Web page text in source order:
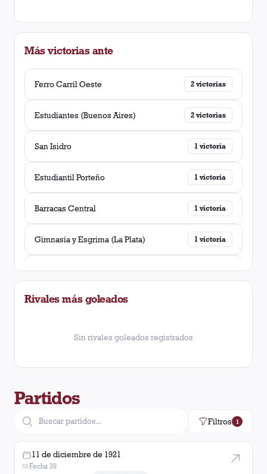
Más victorias ante
Ferro Carril Oeste 2 victorias
Estudiantes (Buenos Aires) 2 victorias
San Isidro 1 victoria
Estudiantil Porteño 1 victoria
Barracas Central 1 victoria
Gimnasia y Esgrima (La Plata) 1 victoria
River Plate 1 victoria
Quilmes
Rivales más goleados
Sin rivales goleados registrados
Partidos
Filtros 1
11 de diciembre de 1921
Fecha 39